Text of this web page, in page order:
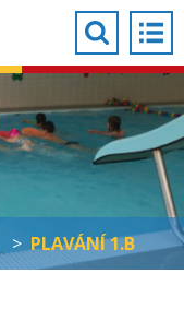
> PLAVÁNÍ 1.B